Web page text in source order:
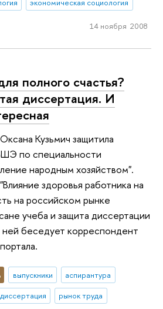
экономическая социология
14 ноября 2008
полного счастья?
диссертация. И
Кузьмич защитила
по специальности
народным хозяйством".
здоровья работника на
на российском рынке
учеба и защита диссертации
беседует корреспондент
выпускники
аспирантура
диссертация рынок труда